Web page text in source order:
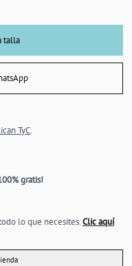
talla
TyC.
gratis!
lo que necesites.Clic aquí